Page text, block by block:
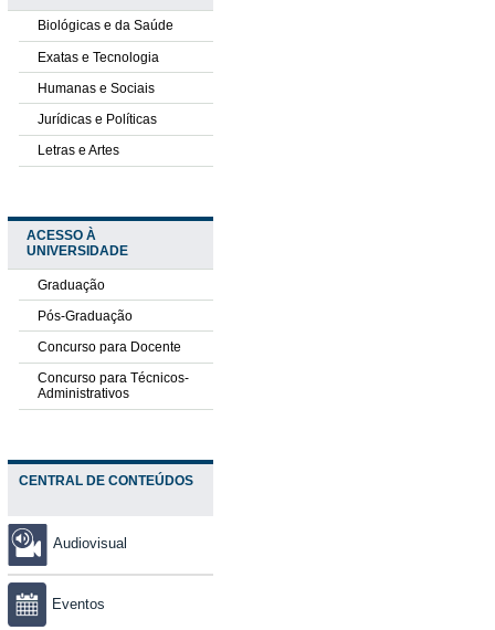
Biológicas e da Saúde
Exatas e Tecnologia
Humanas e Sociais
Jurídicas e Políticas
Letras e Artes
ACESSO À
UNIVERSIDADE
Graduação
Pós-Graduação
Concurso para Docente
Concurso para Técnicos-
Administrativos
CENTRAL DE CONTEÚDOS
Audiovisual
Eventos